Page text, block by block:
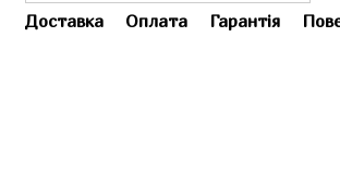
Доставка Оплата Гарантія